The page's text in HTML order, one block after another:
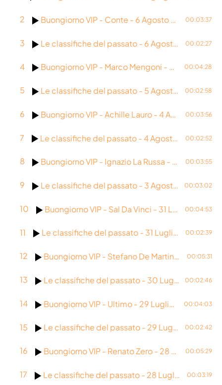
Agosto 2025
Luglio 2025
Giugno 2025
Gennaio 2025
Novembre 2024
Settembre 2024
Giugno 2024
Maggio 2024
Aprile 2024
Dicembre 2023
Novembre 2023
2 Buongiorno VIP - Conte - 6 Agosto 2026 00:03:37
3 Le classifiche del passato - 6 Agosto 1981 00:02:27
4 Buongiorno VIP - Marco Mengoni - 5 Agosto 2026 00:04:28
5 Le classifiche del passato - 5 Agosto 1979 00:02:58
6 Buongiorno VIP - Achille Lauro - 4 Agosto 2026 00:03:56
7 Le classifiche del passato - 4 Agosto 1990 00:02:52
8 Buongiorno VIP - Ignazio La Russa - 3 Agosto 2026 00:03:55
9 Le classifiche del passato - 3 Agosto 2005 00:03:02
10 Buongiorno VIP - Sal Da Vinci - 31 Luglio 2026 00:04:53
11 Le classifiche del passato - 31 Luglio 2018 00:02:39
12 Buongiorno VIP - Stefano De Martino - 30 Luglio 2026 00:05:31
13 Le classifiche del passato - 30 Luglio 2009 00:02:46
14 Buongiorno VIP - Ultimo - 29 Luglio 2026 00:04:03
15 Le classifiche del passato - 29 Luglio 1995 00:02:42
16 Buongiorno VIP - Renato Zero - 28 Luglio 2026 00:05:29
17 Le classifiche del passato - 28 Luglio 1984 00:03:19